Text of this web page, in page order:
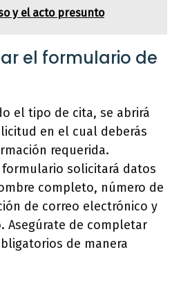
y el acto presunto
el formulario de
el tipo de cita, se abrirá
en el cual deberás
requerida.
formulario solicitará datos
completo, número de
de correo electrónico y
Asegúrate de completar
de manera